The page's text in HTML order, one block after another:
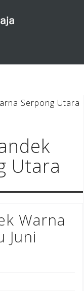
Serpong Utara
Utara
Warna
Juni